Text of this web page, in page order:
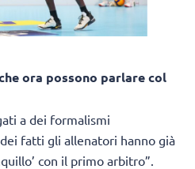
ora possono parlare col
a dei formalismi
fatti gli allenatori hanno già
con il primo arbitro”.